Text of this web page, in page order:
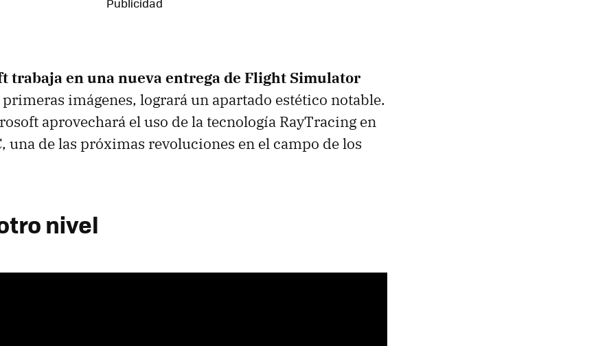
trabaja en una nueva entrega de Flight Simulator
imágenes, logrará un apartado estético notable.
aprovechará el uso de la tecnología RayTracing en
una de las próximas revoluciones en el campo de los
nivel